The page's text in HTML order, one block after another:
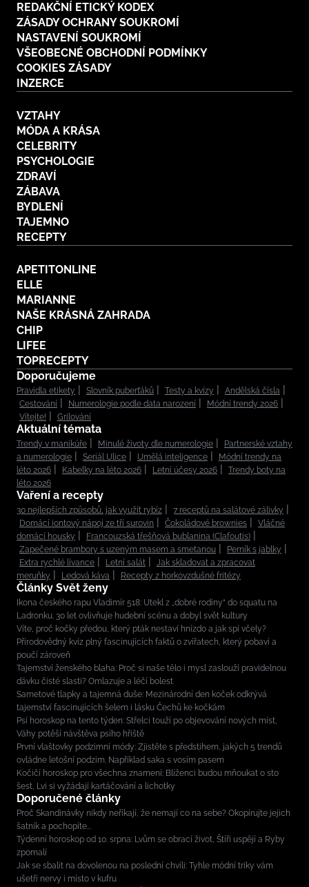
REDAKČNÍ ETICKÝ KODEX
ZÁSADY OCHRANY SOUKROMÍ
NASTAVENÍ SOUKROMÍ
VŠEOBECNÉ OBCHODNÍ PODMÍNKY
COOKIES ZÁSADY
INZERCE
VZTAHY
MÓDA A KRÁSA
CELEBRITY
PSYCHOLOGIE
ZDRAVÍ
ZÁBAVA
BYDLENÍ
TAJEMNO
RECEPTY
APETITONLINE
ELLE
MARIANNE
NAŠE KRÁSNÁ ZAHRADA
CHIP
LIFEE
TOPRECEPTY
Doporučujeme
Pravidla etikety Slovník puberťáků Testy a kvízy
Andělská čísla
Cestování
Numerologie podle data narození
Módní trendy 2026
Vítejte!
Grilování
Aktuální témata
Trendy v manikúře Minulé životy dle numerologie
Partnerské vztahy
a numerologie
Seriál Ulice Umělá inteligence
Módní trendy na
léto 2026
Kabelky na léto 2026 Letní účesy 2026
Trendy boty na
léto 2026
Vaření a recepty
30 nejlepších způsobů, jak využít rybíz
7 receptů na salátové zálivky
Domácí iontový nápoj ze tří surovin
Čokoládové brownies
Vláčné
domácí housky
Francouzská třešňová bublanina (Clafoutis)
Zapečené brambory s uzeným masem a smetanou
Perník s jablky
Extra rychlé lívance
Letní salát
Jak skladovat a zpracovat
meruňky
Ledová káva Recepty z horkovzdušné fritézy
Články Svět ženy
Ikona českého rapu Vladimír 518: Utekl z „dobré rodiny“ do squatu na
Ladronku. 30 let ovlivňuje hudební scénu a dobyl svět kultury
Víte, proč kočky předou, který pták nestaví hnízdo a jak spí včely?
Přírodovědný kvíz plný fascinujících faktů o zvířatech, který pobaví a
poučí zároveň
Tajemství ženského blaha: Proč si naše tělo i mysl zaslouží pravidelnou
dávku čisté slasti? Omlazuje a léčí bolest
Sametové tlapky a tajemná duše: Mezinárodní den koček odkrývá
tajemství fascinujících šelem i lásku Čechů ke kočkám
Psí horoskop na tento týden: Střelci touží po objevování nových míst,
Váhy potěší návštěva psího hřiště
První vlaštovky podzimní módy: Zjistěte s předstihem, jakých 5 trendů
ovládne letošní podzim. Například saka s vosím pasem
Kočičí horoskop pro všechna znamení: Blíženci budou mňoukat o sto
šest, Lvi si vyžádají kartáčování a lichotky
Doporučené články
Proč Skandinávky nikdy neříkají, že nemají co na sebe? Okopírujte jejich
šatník a pochopíte...
Týdenní horoskop od 10. srpna: Lvům se obrací život, Štíři uspějí a Ryby
zpomalí
Jak se sbalit na dovolenou na poslední chvíli: Tyhle módní triky vám
ušetří nervy i místo v kufru